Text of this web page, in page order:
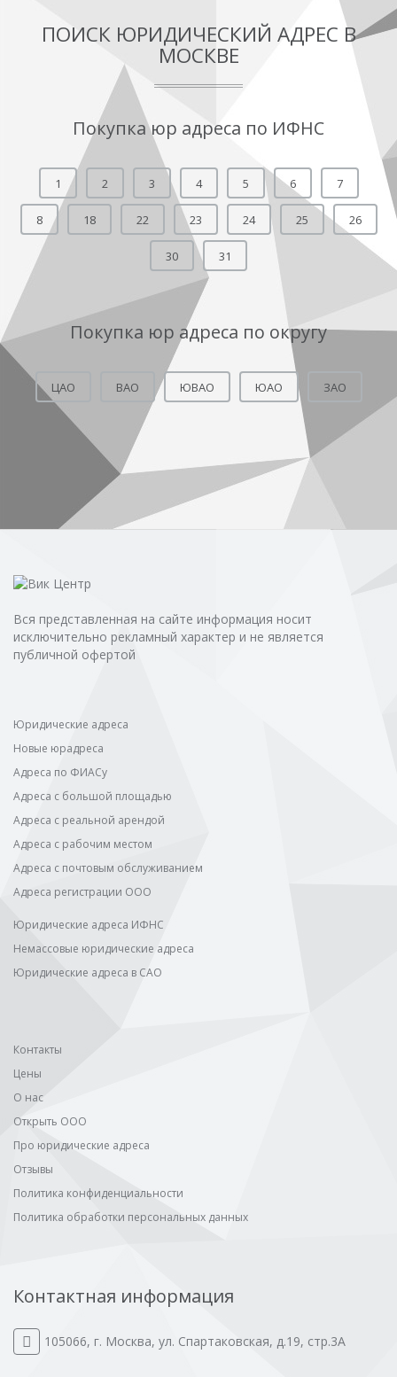
ПОИСК ЮРИДИЧЕСКИЙ АДРЕС В
МОСКВЕ
Покупка юр адреса по ИФНС
1 2 3 4 5 6 7
8 18 22 23 24 25 26
30 31
Покупка юр адреса по округу
ЦАО ВАО ЮВАО ЮАО ЗАО
Вся представленная на сайте информация носит
исключительно рекламный характер и не является
публичной офертой
Юридические адреса
Новые юрадреса
Адреса по ФИАСу
Адреса с большой площадью
Адреса с реальной арендой
Адреса с рабочим местом
Адреса с почтовым обслуживанием
Адреса регистрации ООО
Юридические адреса ИФНС
Немассовые юридические адреса
Юридические адреса в САО
Контакты
Цены
О нас
Открыть ООО
Про юридические адреса
Отзывы
Политика конфиденциальности
Политика обработки персональных данных
Контактная информация
105066, г. Москва, ул. Спартаковская, д.19, стр.3А